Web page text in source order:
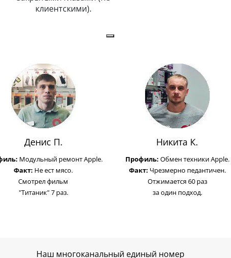
Денис П.
Модульный ремонт Apple.
Факт: Не ест мясо.
Смотрел фильм
"Титаник" 7 раз.
Никита К.
Профиль: Обмен техники Apple.
Факт: Чрезмерно педантичен.
Отжимается 60 раз
за один подход.
Наш многоканальный единый номер